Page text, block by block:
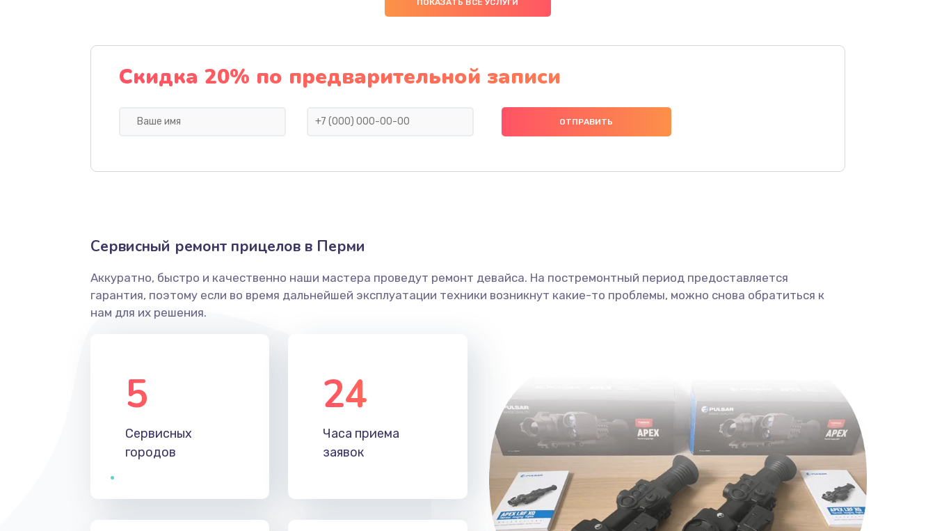
30 мин 3 года
других устройств
3 года 750 руб.
Замена USB порта
Калибровка и настройка 30 мин 1 год 750 руб. Заказать
Ремонт электронно-лучевой трубки
Замена процессора 1 год 650 руб. Заказать
Замена ключей управления 2 года 590 руб. Заказать
Ремонт разъема 2 года 590 руб. Заказать
Замена корпуса 30 мин 1 год 1250 руб. Заказать
ПОКАЗАТЬ ВСЕ УСЛУГИ
Скидка 20% по предварительной записи
Сервисный ремонт прицелов в Перми
Аккуратно, быстро и качественно наши мастера проведут ремонт девайса. На постремонтный период предоставляется
гарантия, поэтому если во время дальнейшей эксплуатации техники возникнут какие-то проблемы, можно снова обратиться к
нам для их решения.
5
Сервисных
городов
24
Часа приема
заявок